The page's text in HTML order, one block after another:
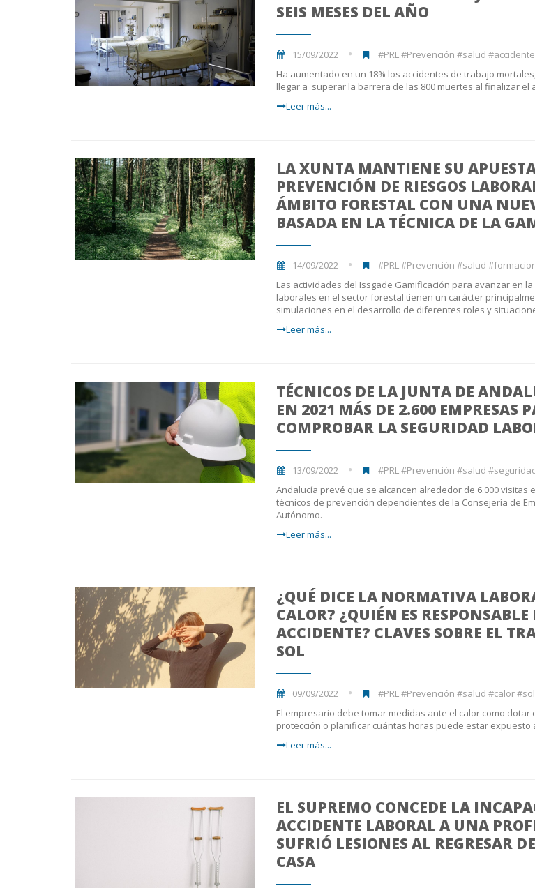
SEIS MESES DEL AÑO
15/09/2022
#PRL #Prevención #salud
Ha aumentado en un 18% los accidentes de trabajo
llegar a superar la barrera de las 800 muertes al finalizar el
Leer más...
LA XUNTA MANTIENE SU
PREVENCIÓN DE RIESGOS
ÁMBITO FORESTAL CON UNA
BASADA EN LA TÉCNICA DE LA
14/09/2022
#PRL #Prevención #salud
Las actividades del Issgade Gamificación para avanzar en
laborales en el sector forestal tienen un carácter
simulaciones en el desarrollo de diferentes roles y
Leer más...
TÉCNICOS DE LA JUNTA DE
EN 2021 MÁS DE 2.600 EMPRESAS
COMPROBAR LA SEGURIDAD
13/09/2022
#PRL #Prevención #salud
Andalucía prevé que se alcancen alrededor de 6.000 visitas
técnicos de prevención dependientes de la Consejería de
Autónomo.
Leer más...
¿QUÉ DICE LA NORMATIVA
CALOR? ¿QUIÉN ES RESPONSABLE
ACCIDENTE? CLAVES SOBRE EL
SOL
09/09/2022
#PRL #Prevención #salud #calor #sol
El empresario debe tomar medidas ante el calor como dotar
protección o planificar cuántas horas puede estar expuesto
Leer más...
EL SUPREMO CONCEDE LA
ACCIDENTE LABORAL A UNA
SUFRIÓ LESIONES AL REGRESAR
CASA